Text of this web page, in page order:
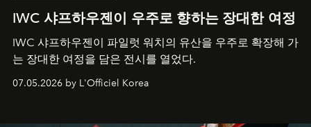
IWC 샤프하우젠이 우주로 향하는 장대한 여정
IWC 샤프하우젠이 파일럿 워치의 유산을 우주로 확장해 가
는 장대한 여정을 담은 전시를 열었다.
07.05.2026 by L'Officiel Korea